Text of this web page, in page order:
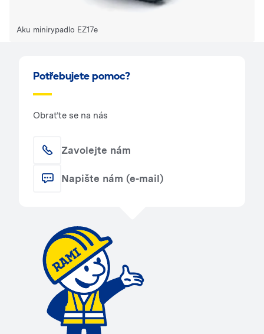
Aku minirypadlo EZ17e
Potřebujete pomoc?
Obraťte se na nás
Zavolejte nám
Napište nám (e-mail)